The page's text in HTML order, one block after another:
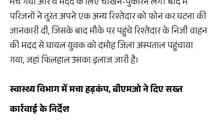
परिजनों ने तुरंत अपने एक अन्य रिश्तेदार को फोन कर घटना की
जानकारी दी, जिसके बाद मौके पर पहुंचे रिश्तेदार के निजी वाहन
की मदद से घायल युवक को दमोह जिला अस्पताल पहुंचाया
गया, जहां फिलहाल उसका इलाज जारी है।
स्वास्थ्य विभाग में मचा हड़कंप, बीएमओ ने दिए सख्त
कार्रवाई के निर्देश